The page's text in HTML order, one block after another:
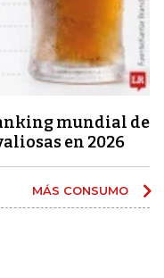
mundial de
en 2026
MÁS CONSUMO